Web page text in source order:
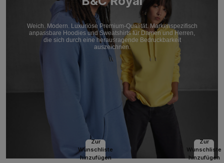
Weich. Modern. Luxuriöse Premium-Qualität. Markenspezifisch
anpassbare Hoodies und Sweatshirts für Damen und Herren,
die sich durch eine herausragende Bedruckbarkeit
auszeichnen.
Zur
Wunschliste
hinzufügen
Zur
Wunschliste
hinzufügen